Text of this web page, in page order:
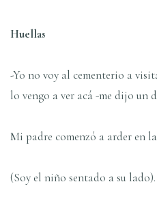
Huellas
-Yo no voy al cementerio a
lo vengo a ver acá -me dijo un
Mi padre comenzó a arder en
(Soy el niño sentado a su lado).